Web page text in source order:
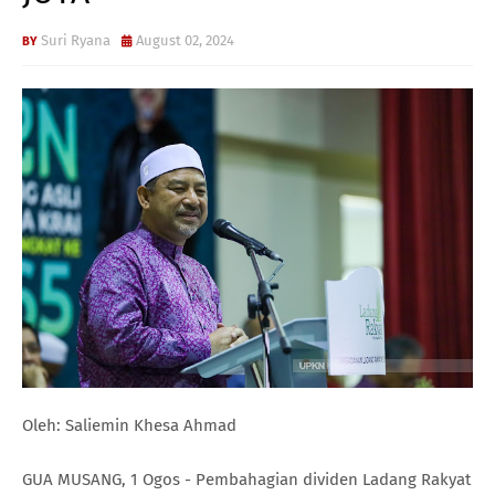
Suri Ryana August 02, 2024
Oleh: Saliemin Khesa Ahmad
GUA MUSANG, 1 Ogos - Pembahagian dividen Ladang Rakyat